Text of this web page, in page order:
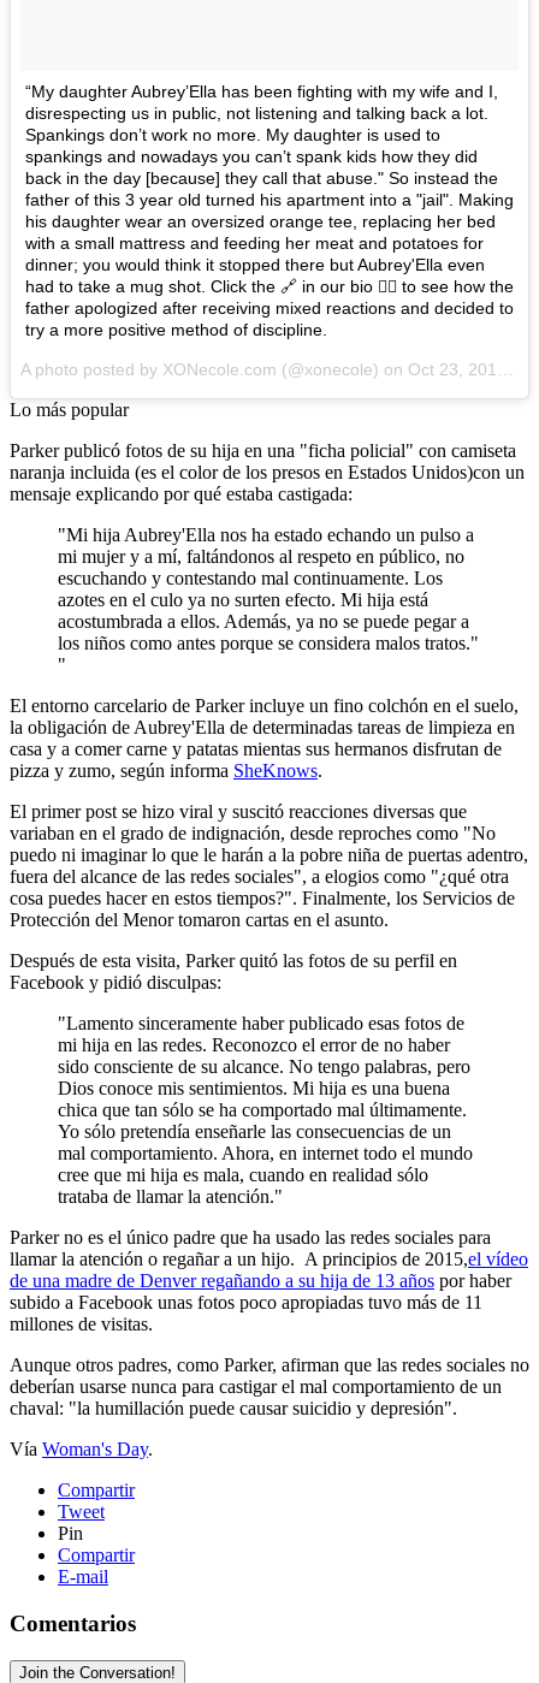
“My daughter Aubrey’Ella has been fighting with my wife and I,
disrespecting us in public, not listening and talking back a lot.
Spankings don’t work no more. My daughter is used to
spankings and nowadays you can’t spank kids how they did
back in the day [because] they call that abuse." So instead the
father of this 3 year old turned his apartment into a "jail". Making
his daughter wear an oversized orange tee, replacing her bed
with a small mattress and feeding her meat and potatoes for
dinner; you would think it stopped there but Aubrey'Ella even
had to take a mug shot. Click the 🔗 in our bio 👆🏽 to see how the
father apologized after receiving mixed reactions and decided to
try a more positive method of discipline.
A photo posted by XONecole.com (@xonecole) on Oct 23, 2015 at 10:28am PDT
Lo más popular
Parker publicó fotos de su hija en una "ficha policial" con camiseta
naranja incluida (es el color de los presos en Estados Unidos)con un
mensaje explicando por qué estaba castigada:
"Mi hija Aubrey'Ella nos ha estado echando un pulso a
mi mujer y a mí, faltándonos al respeto en público, no
escuchando y contestando mal continuamente. Los
azotes en el culo ya no surten efecto. Mi hija está
acostumbrada a ellos. Además, ya no se puede pegar a
los niños como antes porque se considera malos tratos."
"
El entorno carcelario de Parker incluye un fino colchón en el suelo,
la obligación de Aubrey'Ella de determinadas tareas de limpieza en
casa y a comer carne y patatas mientas sus hermanos disfrutan de
pizza y zumo, según informa SheKnows.
El primer post se hizo viral y suscitó reacciones diversas que
variaban en el grado de indignación, desde reproches como "No
puedo ni imaginar lo que le harán a la pobre niña de puertas adentro,
fuera del alcance de las redes sociales", a elogios como "¿qué otra
cosa puedes hacer en estos tiempos?". Finalmente, los Servicios de
Protección del Menor tomaron cartas en el asunto.
Después de esta visita, Parker quitó las fotos de su perfil en
Facebook y pidió disculpas:
"Lamento sinceramente haber publicado esas fotos de
mi hija en las redes. Reconozco el error de no haber
sido consciente de su alcance. No tengo palabras, pero
Dios conoce mis sentimientos. Mi hija es una buena
chica que tan sólo se ha comportado mal últimamente.
Yo sólo pretendía enseñarle las consecuencias de un
mal comportamiento. Ahora, en internet todo el mundo
cree que mi hija es mala, cuando en realidad sólo
trataba de llamar la atención."
Parker no es el único padre que ha usado las redes sociales para
llamar la atención o regañar a un hijo. A principios de 2015,el vídeo
de una madre de Denver regañando a su hija de 13 años por haber
subido a Facebook unas fotos poco apropiadas tuvo más de 11
millones de visitas.
Aunque otros padres, como Parker, afirman que las redes sociales no
deberían usarse nunca para castigar el mal comportamiento de un
chaval: "la humillación puede causar suicidio y depresión".
Vía Woman's Day.
Compartir
Tweet
Pin
Compartir
E-mail
Comentarios
Join the Conversation!